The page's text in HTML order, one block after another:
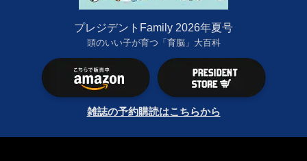
プレジデントFamily 2026年夏号
頭のいい子が育つ「育脳」大百科
雑誌の予約購読はこちらから